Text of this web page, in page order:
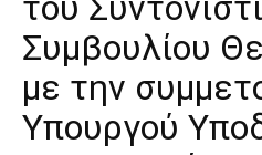
Συμβουλίου
με την
Υπουργού